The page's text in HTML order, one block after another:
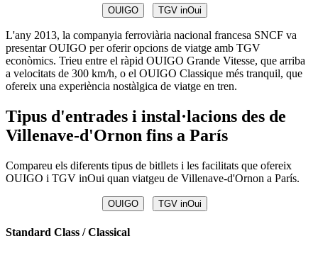
OUIGO TGV inOui
L'any 2013, la companyia ferroviària nacional francesa SNCF va
presentar OUIGO per oferir opcions de viatge amb TGV
econòmics. Trieu entre el ràpid OUIGO Grande Vitesse, que arriba
a velocitats de 300 km/h, o el OUIGO Classique més tranquil, que
ofereix una experiència nostàlgica de viatge en tren.
Tipus d'entrades i instal·lacions des de
Villenave-d'Ornon fins a París
Compareu els diferents tipus de bitllets i les facilitats que ofereix
OUIGO i TGV inOui quan viatgeu de Villenave-d'Ornon a París.
OUIGO TGV inOui
Standard Class / Classical